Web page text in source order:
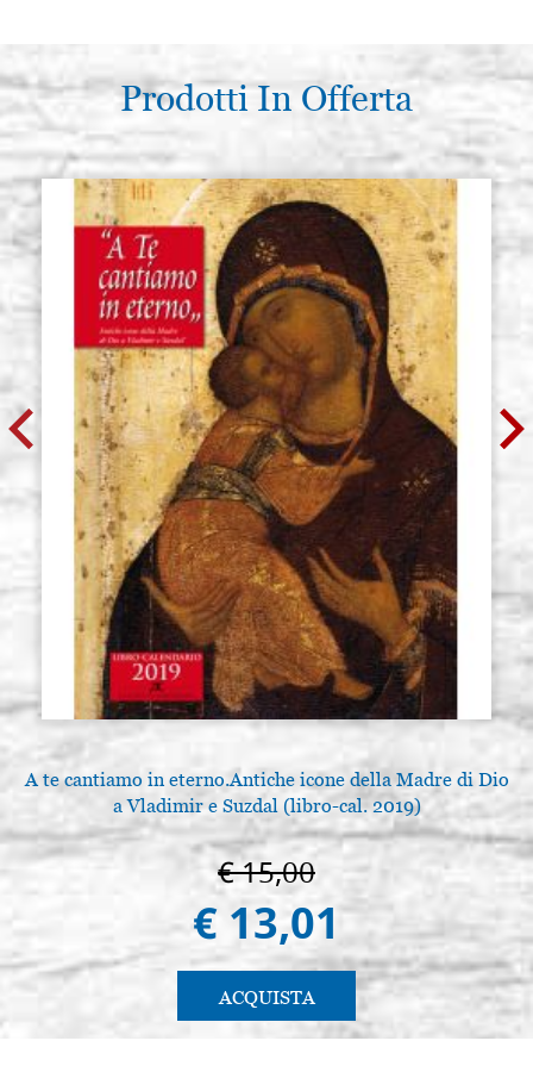
Prodotti In Offerta
A te cantiamo in eterno.Antiche icone della Madre di Dio
a Vladimir e Suzdal (libro-cal. 2019)
€ 15,00
€ 13,01
ACQUISTA